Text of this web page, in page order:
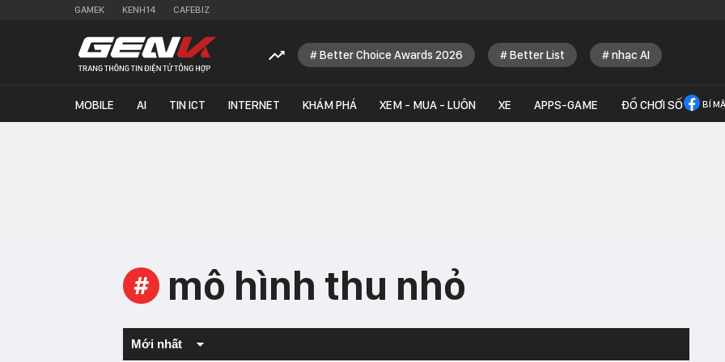
GAMEK KENH14 CAFEBIZ
Better Choice Awards 2026 Better List nhạc AI
MOBILE AI TIN ICT INTERNET KHÁM PHÁ XEM - MUA - LUÔN XE APPS-GAME ĐỒ CHƠI SỐ BÍ
# mô hình thu nhỏ
Mới nhất